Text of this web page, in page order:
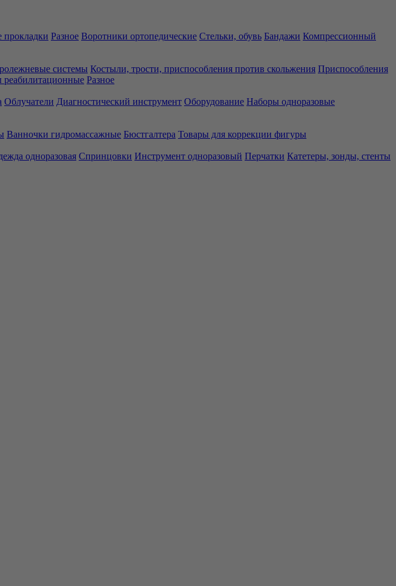
прокладки Разное Воротники ортопедические Стельки, обувь Бандажи Компрессионный
системы Костыли, трости, приспособления против скольжения Приспособления
реабилитационные Разное
Облучатели Диагностический инструмент Оборудование Наборы одноразовые
Ванночки гидромассажные Бюстгалтера Товары для коррекции фигуры
одноразовая Спринцовки Инструмент одноразовый Перчатки Катетеры, зонды, стенты